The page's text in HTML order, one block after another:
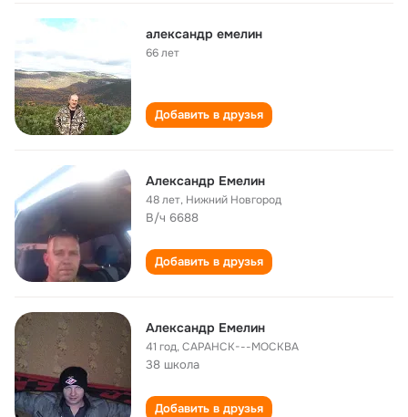
александр емелин
66 лет
Добавить в друзья
Александр Емелин
48 лет, Нижний Новгород
В/ч 6688
Добавить в друзья
Александр Емелин
41 год,САРАНСК---МОСКВА
38 школа
Добавить в друзья